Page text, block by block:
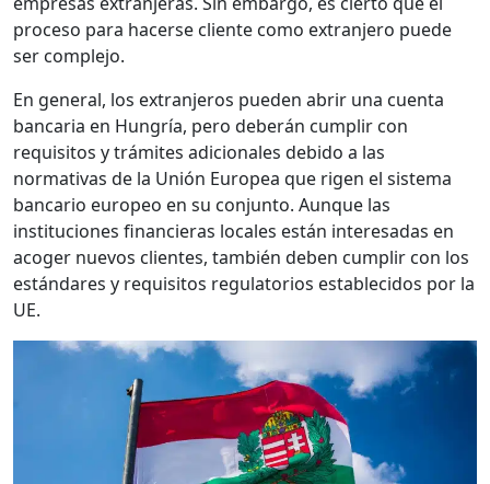
proceso para hacerse cliente como extranjero puede
ser complejo.
En general, los extranjeros pueden abrir una cuenta
bancaria en Hungría, pero deberán cumplir con
requisitos y trámites adicionales debido a las
normativas de la Unión Europea que rigen el sistema
bancario europeo en su conjunto. Aunque las
instituciones financieras locales están interesadas en
acoger nuevos clientes, también deben cumplir con los
estándares y requisitos regulatorios establecidos por la
UE.